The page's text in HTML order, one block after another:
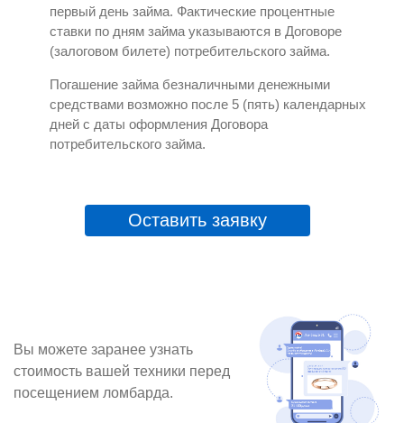
первый день займа. Фактические процентные
ставки по дням займа указываются в Договоре
(залоговом билете) потребительского займа.
Погашение займа безналичными денежными
средствами возможно после 5 (пять) календарных
дней с даты оформления Договора
потребительского займа.
Оставить заявку
Вы можете заранее узнать
стоимость вашей техники перед
посещением ломбарда.